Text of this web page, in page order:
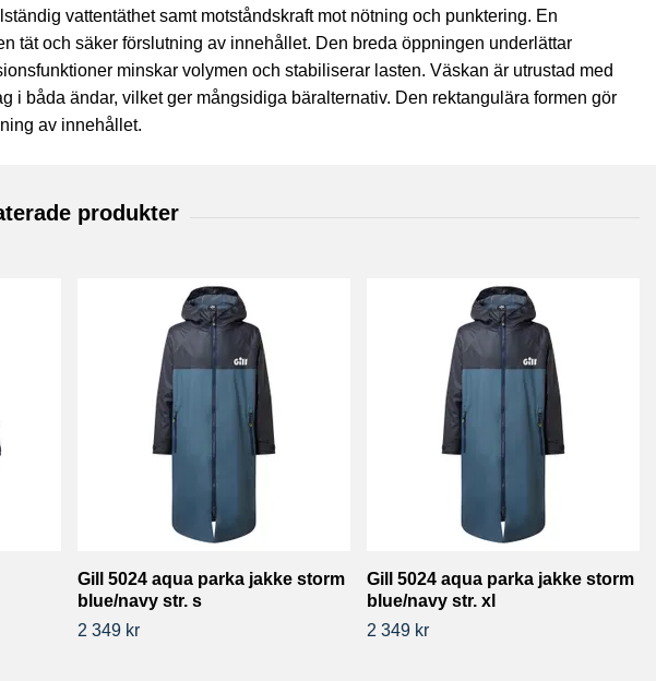
vattentäthet samt motståndskraft mot nötning och punktering. En
tät och säker förslutning av innehållet. Den breda öppningen underlättar
minskar volymen och stabiliserar lasten. Väskan är utrustad med
i båda ändar, vilket ger mångsidiga bäralternativ. Den rektangulära formen gör
av innehållet.
Gill 5024 aqua parka jakke storm
blue/navy str. s
2 349 kr
Gill 5024 aqua parka jakke storm
blue/navy str. xl
2 349 kr